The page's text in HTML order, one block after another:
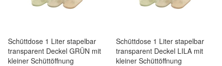
Schüttdose 1 Liter stapelbar
transparent Deckel GRÜN mit
kleiner Schüttöffnung
Schüttdose 1 Liter stapelbar
transparent Deckel LILA mit
kleiner Schüttöffnung